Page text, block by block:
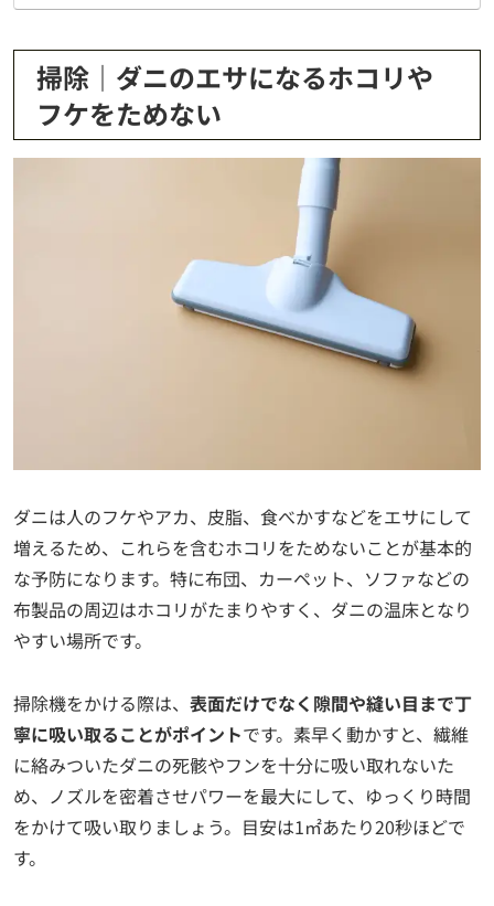
掃除｜ダニのエサになるホコリや
フケをためない
ダニは人のフケやアカ、皮脂、食べかすなどをエサにして
増えるため、これらを含むホコリをためないことが基本的
な予防になります。特に布団、カーペット、ソファなどの
布製品の周辺はホコリがたまりやすく、ダニの温床となり
やすい場所です。
掃除機をかける際は、 表面だけでなく隙間や縫い目まで丁
寧に吸い取ることがポイントです。素早く動かすと、繊維
に絡みついたダニの死骸やフンを十分に吸い取れないた
め、ノズルを密着させパワーを最大にして、ゆっくり時間
をかけて吸い取りましょう。目安は1㎡あたり20秒ほどで
す。